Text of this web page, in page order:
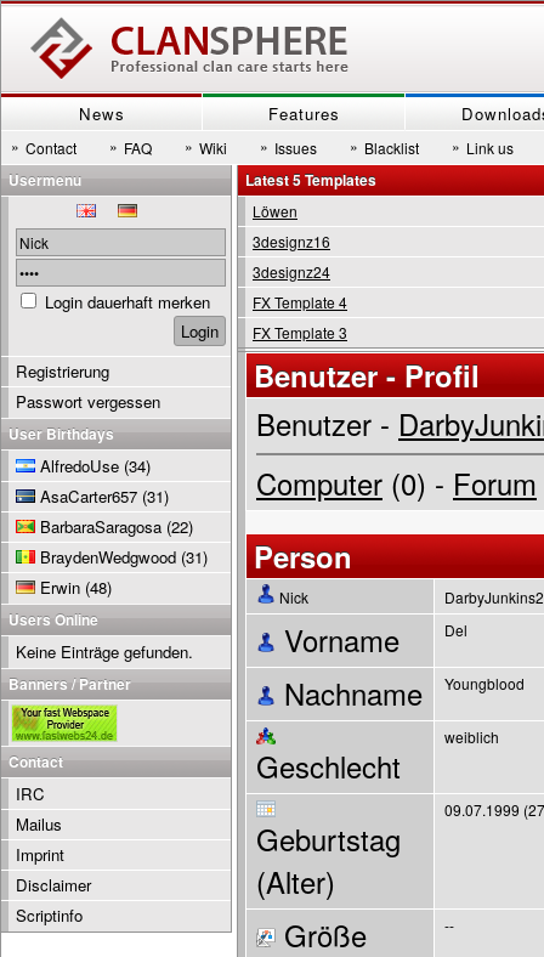
News Features
» Contact » FAQ » Wiki » Issues » Blacklist » Link us
Latest 5 Templates
Löwen
3designz16
3designz24
FX Template 4
FX Template 3
Benutzer - Profil
Benutzer -
Computer (0) - Forum
Person
Nick
Vorname Del
Nachname Youngblood
Geschlecht
weiblich
Geburtstag
(Alter)
09.07.1999
Größe --
Usermenu
Login dauerhaft merken
Registrierung
Passwort vergessen
User Birthdays
AlfredoUse (34)
AsaCarter657 (31)
BarbaraSaragosa (22)
BraydenWedgwood (31)
Erwin (48)
Users Online
Keine Einträge gefunden.
Banners / Partner
Contact
IRC
Mailus
Imprint
Disclaimer
Scriptinfo